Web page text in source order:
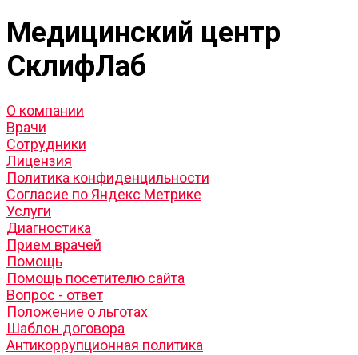
Медицинский центр
СклифЛаб
О компании
Врачи
Сотрудники
Лицензия
Политика конфиденцильности
Согласие по Яндекс Метрике
Услуги
Диагностика
Прием врачей
Помощь
Помощь посетителю сайта
Вопрос - ответ
Положение о льготах
Шаблон договора
Антикоррупционная политика